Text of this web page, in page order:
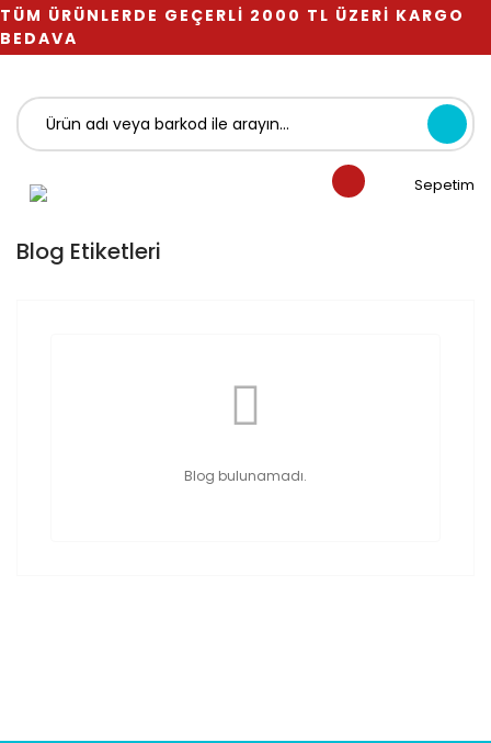
TÜM ÜRÜNLERDE GEÇERLİ 2000 TL ÜZERİ KARGO
BEDAVA
Sepetim
Blog Etiketleri
Blog bulunamadı.